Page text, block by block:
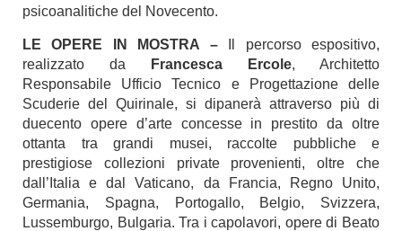
psicoanalitiche del Novecento.
LE OPERE IN MOSTRA –
Il percorso espositivo,
realizzato da
Francesca Ercole, Architetto
Responsabile Ufficio Tecnico e Progettazione delle
Scuderie del Quirinale, si dipanerà attraverso più di
duecento opere d’arte concesse in prestito da oltre
ottanta tra grandi musei, raccolte pubbliche e
prestigiose collezioni private provenienti, oltre che
dall’Italia e dal Vaticano, da Francia, Regno Unito,
Germania, Spagna, Portogallo, Belgio, Svizzera,
Lussemburgo, Bulgaria. Tra i capolavori, opere di Beato